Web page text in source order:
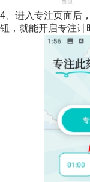
4、进入专注页面后
钮，就能开启专注计